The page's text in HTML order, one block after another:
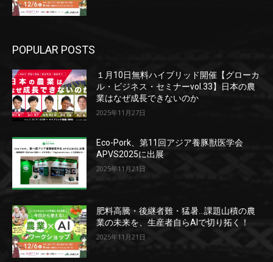
POPULAR POSTS
１月10日無料ハイブリッド開催【グローカ
ル・ビジネス・セミナーvol.33】日本の農
業はなぜ成長できないのか
2025年11月27日
Eco-Pork、第11回アジア養豚獣医学会
APVS2025に出展
2025年11月21日
肥料高騰・後継者難・猛暑…課題山積の農
業の未来を、生産者自らAIで切り拓く！
2025年11月21日